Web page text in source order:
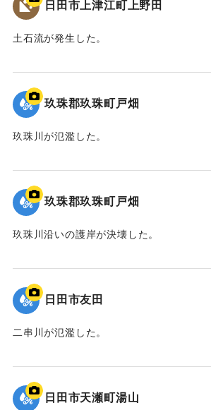
日田市上津江町上野田
土石流が発生した。
2020/7/6｜固有コード:01215083
玖珠郡玖珠町戸畑
玖珠川が氾濫した。
2020/7/6｜固有コード:01215082
玖珠郡玖珠町戸畑
玖珠川沿いの護岸が決壊した。
2020/7/6｜固有コード:01215081
日田市友田
二串川が氾濫した。
2020/7/6｜固有コード:01215080
日田市天瀬町湯山